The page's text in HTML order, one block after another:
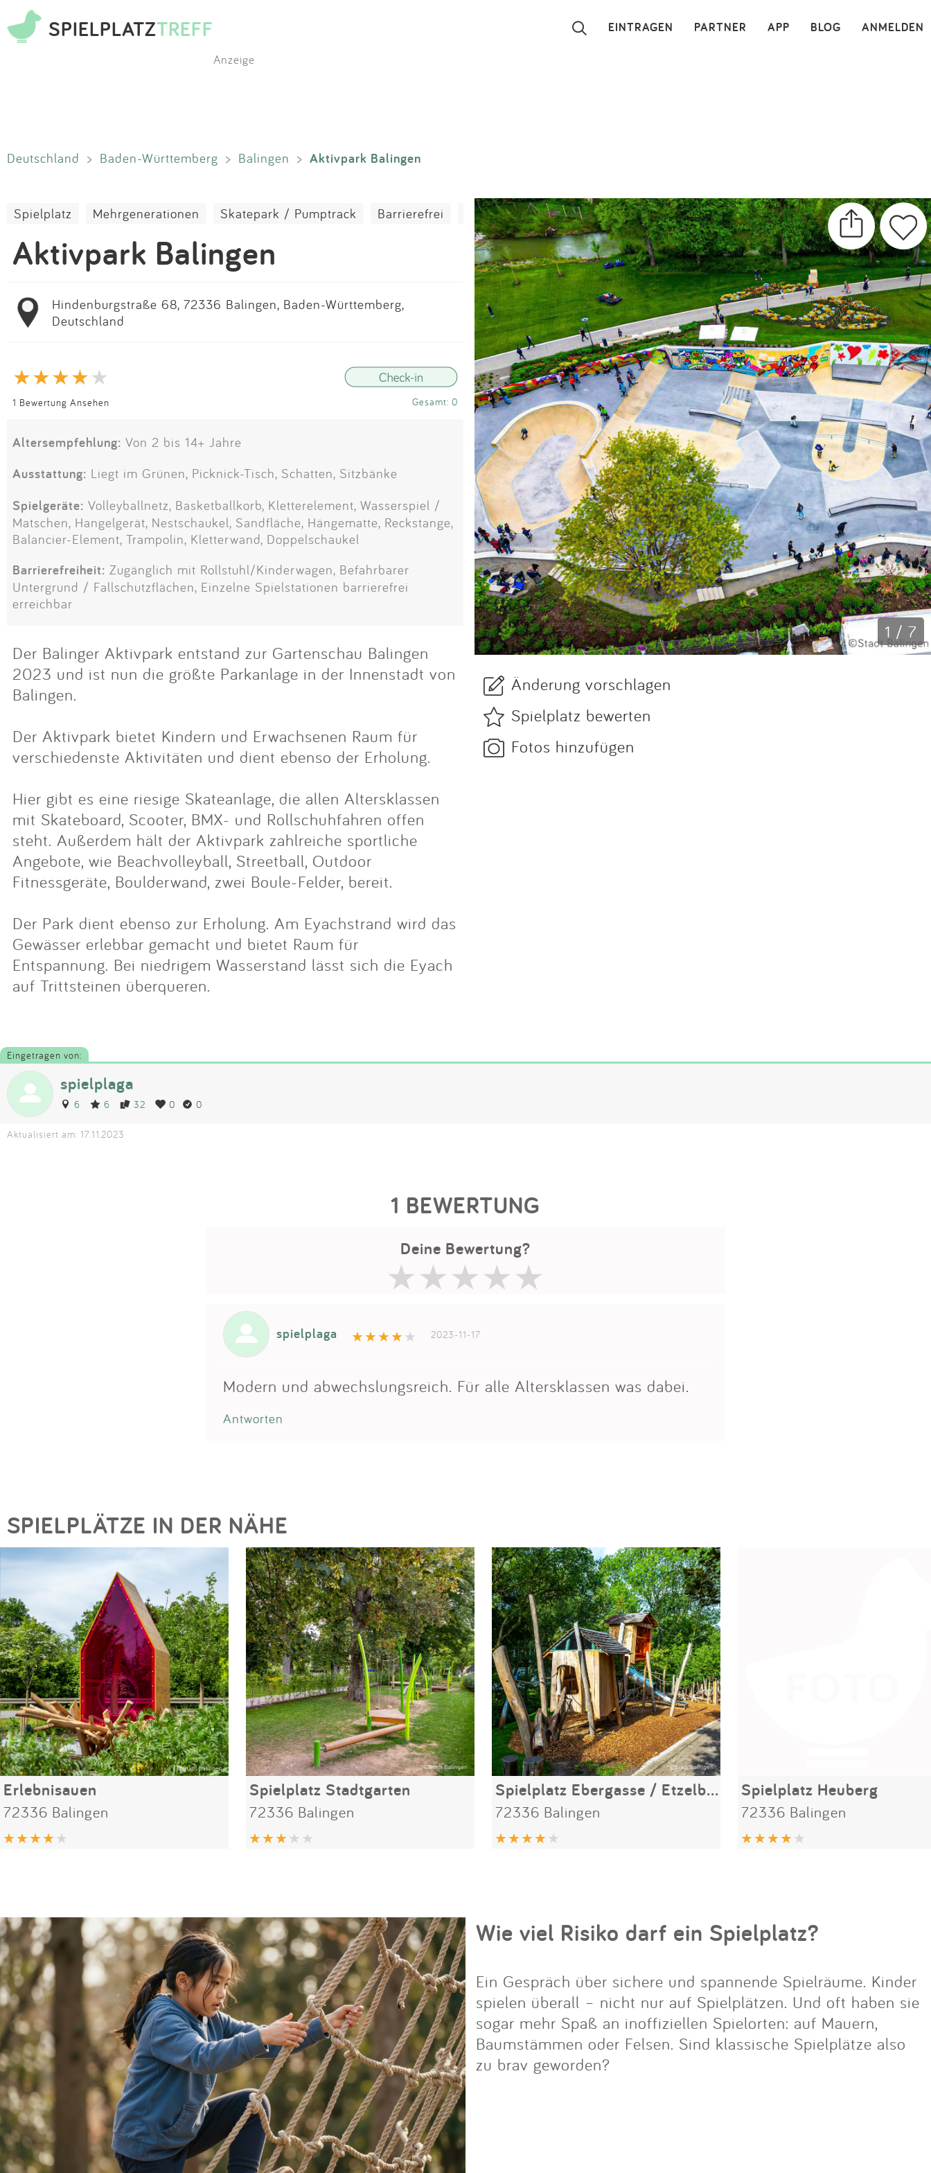
SPIELPLATZTREFF ANMELDEN
BLOG
APP
PARTNER
EINTRAGEN ×
Blog
Partner
Kontakt
Impressum
Anmelden
Anzeige
Deutschland > Baden-Württemberg > Balingen > Aktivpark Balingen
Spielplatz Mehrgenerationen Skatepark / Pumptrack Barrierefrei Wasserspielplatz Fitness / Parkour
Aktivpark Balingen
Hindenburgstraße 68, 72336 Balingen, Baden-Württemberg,
Deutschland
1 Bewertung Ansehen Gesamt: 0
Altersempfehlung: Von 2 bis 14+ Jahre
Ausstattung: Liegt im Grünen, Picknick-Tisch, Schatten, Sitzbänke
Spielgeräte: Volleyballnetz, Basketballkorb, Kletterelement, Wasserspiel /
Matschen, Hangelgerät, Nestschaukel, Sandfläche, Hängematte, Reckstange,
Balancier-Element, Trampolin, Kletterwand, Doppelschaukel
Barrierefreiheit: Zugänglich mit Rollstuhl/Kinderwagen, Befahrbarer
Untergrund / Fallschutzflächen, Einzelne Spielstationen barrierefrei
erreichbar
Der Balinger Aktivpark entstand zur Gartenschau Balingen
2023 und ist nun die größte Parkanlage in der Innenstadt von
Balingen.
Der Aktivpark bietet Kindern und Erwachsenen Raum für
verschiedenste Aktivitäten und dient ebenso der Erholung.
Hier gibt es eine riesige Skateanlage, die allen Altersklassen
mit Skateboard, Scooter, BMX- und Rollschuhfahren offen
steht. Außerdem hält der Aktivpark zahlreiche sportliche
Angebote, wie Beachvolleyball, Streetball, Outdoor
Fitnessgeräte, Boulderwand, zwei Boule-Felder, bereit.
Der Park dient ebenso zur Erholung. Am Eyachstrand wird das
Gewässer erlebbar gemacht und bietet Raum für
Entspannung. Bei niedrigem Wasserstand lässt sich die Eyach
auf Trittsteinen überqueren.
1 / 7
Änderung vorschlagen
Spielplatz bewerten
Fotos hinzufügen
Eingetragen von:
spielplaga
6 6 32 0 0
Aktualisiert am: 17.11.2023
1 BEWERTUNG
Deine Bewertung?
spielplaga 2023-11-17
Modern und abwechslungsreich. Für alle Altersklassen was dabei.
Antworten
SPIELPLÄTZE IN DER NÄHE
Erlebnisauen
72336 Balingen
Spielplatz Stadtgarten
72336 Balingen
Spielplatz Ebergasse / Etzelbach
72336 Balingen
Spielplatz Heuberg
72336 Balingen
Wie viel Risiko darf ein Spielplatz?
Ein Gespräch über sichere und spannende Spielräume. Kinder
spielen überall – nicht nur auf Spielplätzen. Und oft haben sie
sogar mehr Spaß an inoffiziellen Spielorten: auf Mauern,
Baumstämmen oder Felsen. Sind klassische Spielplätze also
zu brav geworden?